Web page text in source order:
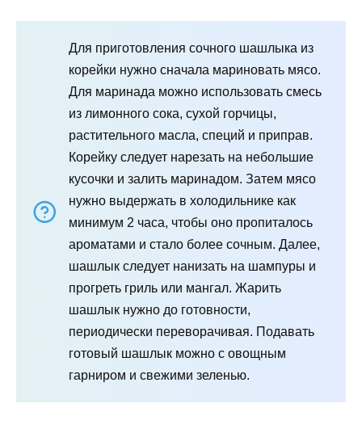
Для приготовления сочного шашлыка из
корейки нужно сначала мариновать мясо.
Для маринада можно использовать смесь
из лимонного сока, сухой горчицы,
растительного масла, специй и приправ.
Корейку следует нарезать на небольшие
кусочки и залить маринадом. Затем мясо
нужно выдержать в холодильнике как
минимум 2 часа, чтобы оно пропиталось
ароматами и стало более сочным. Далее,
шашлык следует нанизать на шампуры и
прогреть гриль или мангал. Жарить
шашлык нужно до готовности,
периодически переворачивая. Подавать
готовый шашлык можно с овощным
гарниром и свежими зеленью.